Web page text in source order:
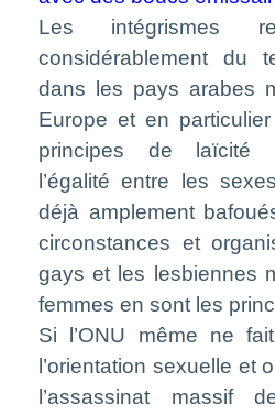
Les intégrismes
considérablement du
dans les pays arabes
Europe et en
principes de laïcité
l’égalité entre les
déjà amplement
circonstances et
gays et les lesbiennes
femmes en sont les
Si l’ONU même ne
l’orientation sexuelle et
l’assassinat massif